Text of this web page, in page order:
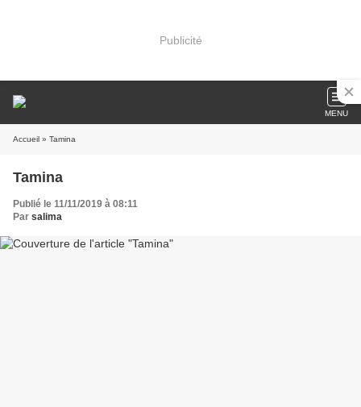
Publicité
MENU
Accueil » Tamina
Tamina
Publié le 11/11/2019 à 08:11
Par salima